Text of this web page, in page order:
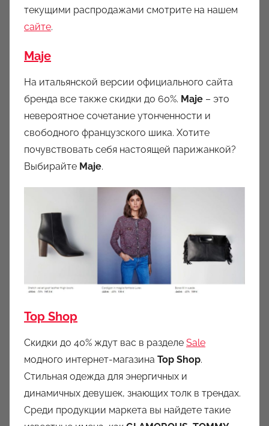
текущими распродажами смотрите на нашем
сайте.
Maje
На итальянской версии официального сайта
бренда все также скидки до 60%. Maje – это
невероятное сочетание утонченности и
свободного французского шика. Хотите
почувствовать себя настоящей парижанкой?
Выбирайте Maje.
Top Shop
Скидки до 40% ждут вас в разделе Sale
модного интернет-магазина Top Shop.
Стильная одежда для энергичных и
динамичных девушек, знающих толк в трендах.
Среди продукции маркета вы найдете такие